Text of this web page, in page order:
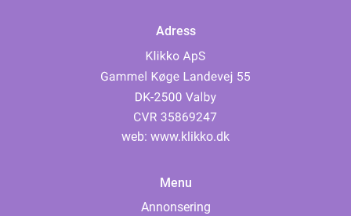
Adress
web: www.klikko.dk
Menu
Annonsering